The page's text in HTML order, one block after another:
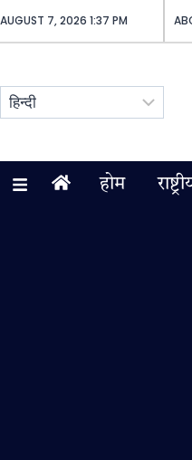
AUGUST 7, 2026 1:37 PM
होम